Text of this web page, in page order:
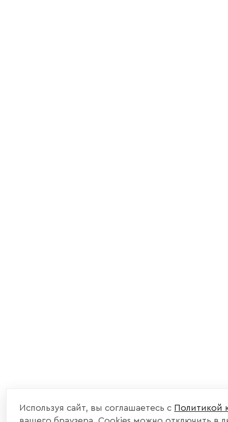
Используя сайт, вы соглашаетесь с Политикой